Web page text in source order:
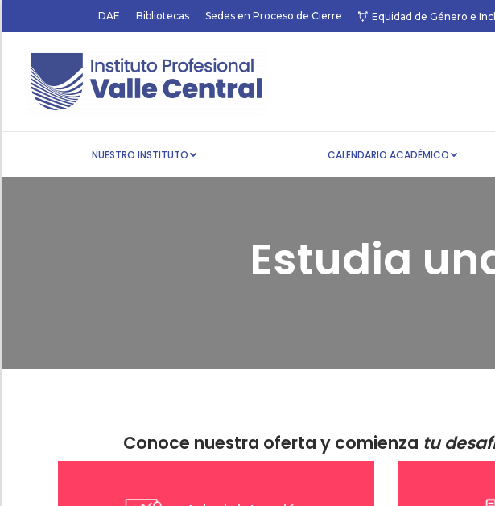
DAE Bibliotecas Sedes en Proceso de Cierre Equidad de Género e
NUESTRO INSTITUTO CALENDARIO ACADÉMICO
Estudia
Conoce nuestra oferta y comienza tu
NUESTRO INSTITUTO CALENDARIO